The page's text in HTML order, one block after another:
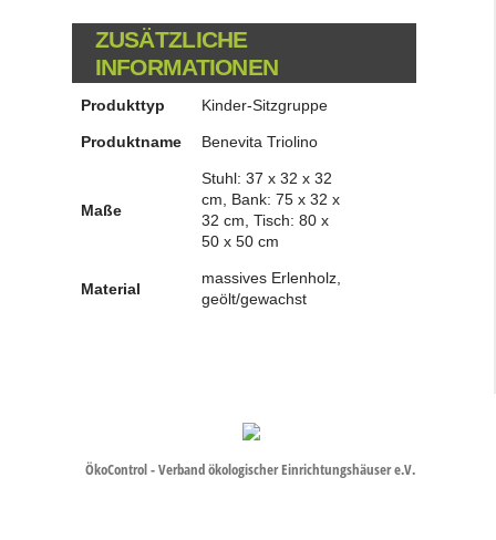
ZUSÄTZLICHE
INFORMATIONEN
Produkttyp Kinder-Sitzgruppe
Produktname Benevita Triolino
Maße
Stuhl: 37 x 32 x 32
cm, Bank: 75 x 32 x
32 cm, Tisch: 80 x
50 x 50 cm
Material
massives Erlenholz,
geölt/gewachst
ÖkoControl - Verband ökologischer Einrichtungshäuser e.V.